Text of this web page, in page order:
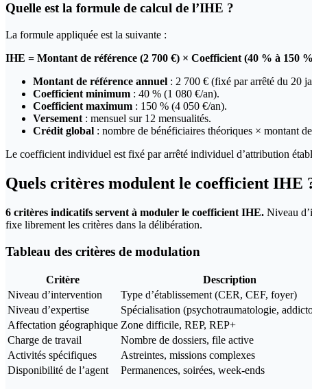
Quelle est la formule de calcul de l’IHE ?
La formule appliquée est la suivante :
IHE = Montant de référence (2 700 €) × Coefficient (40 % à 150
Montant de référence annuel : 2 700 € (fixé par arrêté du 20
Coefficient minimum : 40 % (1 080 €/an).
Coefficient maximum : 150 % (4 050 €/an).
Versement : mensuel sur 12 mensualités.
Crédit global : nombre de bénéficiaires théoriques × montant
Le coefficient individuel est fixé par arrêté individuel d’attribution
Quels critères modulent le coefficient IHE
6 critères indicatifs servent à moduler le coefficient IHE. Niveau
fixe librement les critères dans la délibération.
Tableau des critères de modulation
Critère Description
Niveau d’intervention
Type d’établissement (CER, CEF, foyer)
Niveau d’expertise
Spécialisation (psychotraumatologie,
Affectation géographique Zone difficile, REP, REP+
Charge de travail
Nombre de dossiers, file active
Activités spécifiques
Astreintes, missions complexes
Disponibilité de l’agent
Permanences, soirées, week-ends